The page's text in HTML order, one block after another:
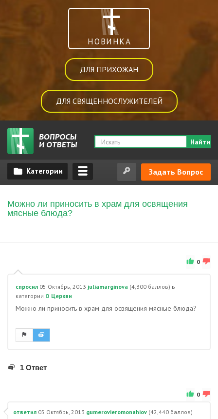
НОВИНКА
ДЛЯ ПРИХОЖАН
ДЛЯ СВЯЩЕННОСЛУЖИТЕЛЕЙ
Найти
Задать Вопрос
Можно ли приносить в храм для освящения
мясные блюда?
0
спросил 05 Октябрь, 2013 juliamarginova (4,300 баллов) в
категории О Церкви
Можно ли приносить в храм для освящения мясные блюда?
1 Ответ
0
ответил 05 Октябрь, 2013 gumerovieromonahiov (42,440 баллов)